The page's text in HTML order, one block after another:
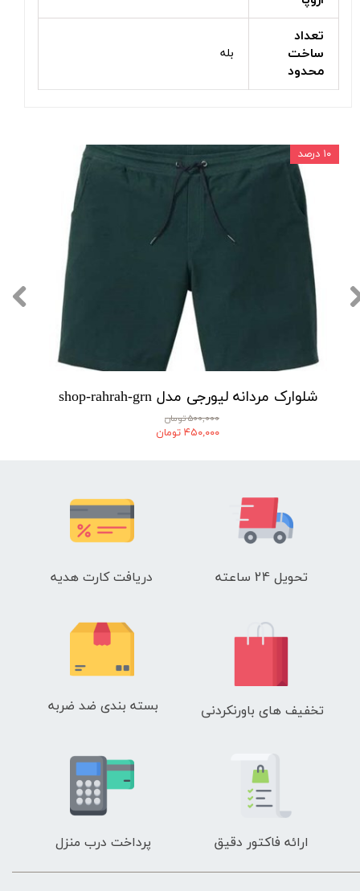
تعداد
ساخت
محدود
بله
شلوارک مردانه لیورجی مدل shop-rahrah-grn
۵۰۰,۰۰۰ تومان
۴۵۰,۰۰۰ تومان
۱۰ درصد
تحویل 24 ساعته دریافت کارت هدیه
تخفیف های باورنکردنی بسته بندی ضد ضربه
ارائه فاکتور دقیق پرداخت درب منزل